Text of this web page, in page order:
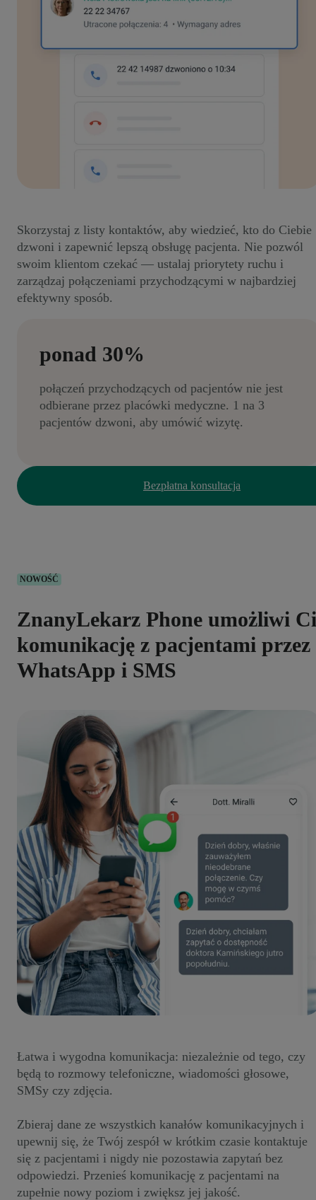
Skorzystaj z listy kontaktów, aby wiedzieć, kto do Ciebie
dzwoni i zapewnić lepszą obsługę pacjenta. Nie pozwól
swoim klientom czekać — ustalaj priorytety ruchu i
zarządzaj połączeniami przychodzącymi w najbardziej
efektywny sposób.
ponad 30%
połączeń przychodzących od pacjentów nie jest
odbierane przez placówki medyczne. 1 na 3
pacjentów dzwoni, aby umówić wizytę.
Bezpłatna konsultacja
NOWOŚĆ
ZnanyLekarz Phone umożliwi Ci
komunikację z pacjentami przez
WhatsApp i SMS
Łatwa i wygodna komunikacja: niezależnie od tego, czy
będą to rozmowy telefoniczne, wiadomości głosowe,
SMSy czy zdjęcia.
Zbieraj dane ze wszystkich kanałów komunikacyjnych i
upewnij się, że Twój zespół w krótkim czasie kontaktuje
się z pacjentami i nigdy nie pozostawia zapytań bez
odpowiedzi. Przenieś komunikację z pacjentami na
zupełnie nowy poziom i zwiększ jej jakość.